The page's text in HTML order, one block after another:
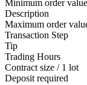
Minimum order value
Description
Maximum order
Transaction Step
Tip
Trading Hours
Contract size / 1 lot
Deposit required